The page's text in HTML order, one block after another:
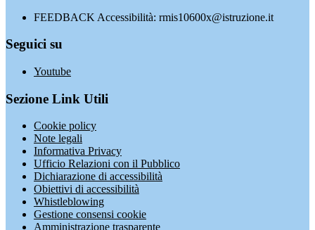
FEEDBACK Accessibilità: rmis10600x@istruzione.it
Seguici su
Youtube
Sezione Link Utili
Cookie policy
Note legali
Informativa Privacy
Ufficio Relazioni con il Pubblico
Dichiarazione di accessibilità
Obiettivi di accessibilità
Whistleblowing
Gestione consensi cookie
Amministrazione trasparente